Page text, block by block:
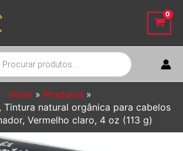
Início
Produtos
Tintura natural orgânica para cabelos
Vermelho claro, 4 oz (113 g)